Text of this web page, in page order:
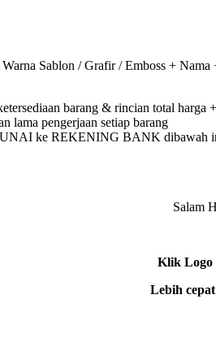
Sablon / Grafir / Emboss + Nama
barang & rincian total harga
lama pengerjaan setiap barang
ke REKENING BANK dibawah
Salam
Klik Logo
Lebih